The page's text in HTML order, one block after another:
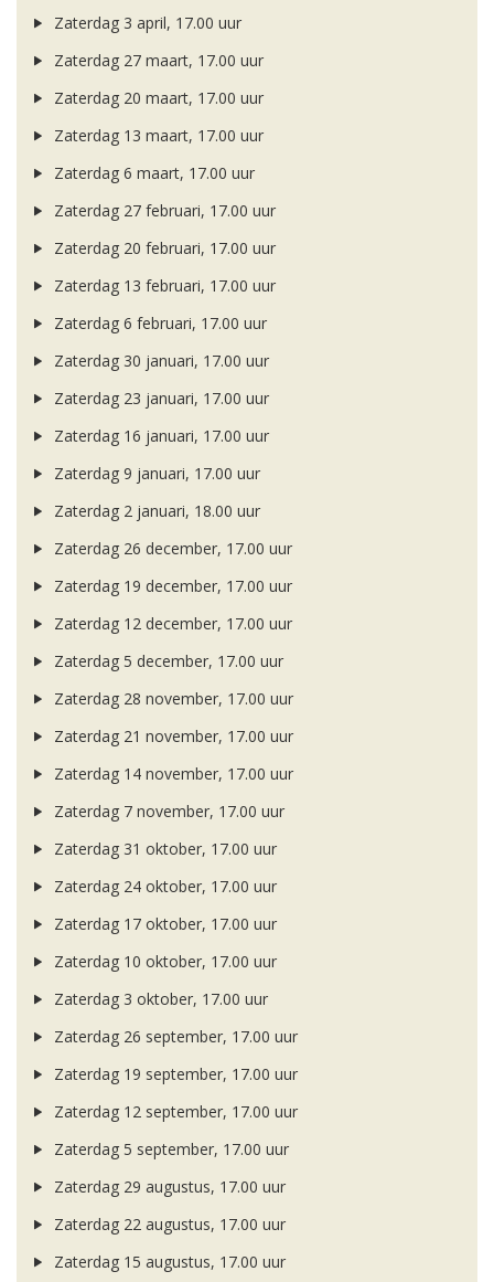
Zaterdag 3 april, 17.00 uur
Zaterdag 27 maart, 17.00 uur
Zaterdag 20 maart, 17.00 uur
Zaterdag 13 maart, 17.00 uur
Zaterdag 6 maart, 17.00 uur
Zaterdag 27 februari, 17.00 uur
Zaterdag 20 februari, 17.00 uur
Zaterdag 13 februari, 17.00 uur
Zaterdag 6 februari, 17.00 uur
Zaterdag 30 januari, 17.00 uur
Zaterdag 23 januari, 17.00 uur
Zaterdag 16 januari, 17.00 uur
Zaterdag 9 januari, 17.00 uur
Zaterdag 2 januari, 18.00 uur
Zaterdag 26 december, 17.00 uur
Zaterdag 19 december, 17.00 uur
Zaterdag 12 december, 17.00 uur
Zaterdag 5 december, 17.00 uur
Zaterdag 28 november, 17.00 uur
Zaterdag 21 november, 17.00 uur
Zaterdag 14 november, 17.00 uur
Zaterdag 7 november, 17.00 uur
Zaterdag 31 oktober, 17.00 uur
Zaterdag 24 oktober, 17.00 uur
Zaterdag 17 oktober, 17.00 uur
Zaterdag 10 oktober, 17.00 uur
Zaterdag 3 oktober, 17.00 uur
Zaterdag 26 september, 17.00 uur
Zaterdag 19 september, 17.00 uur
Zaterdag 12 september, 17.00 uur
Zaterdag 5 september, 17.00 uur
Zaterdag 29 augustus, 17.00 uur
Zaterdag 22 augustus, 17.00 uur
Zaterdag 15 augustus, 17.00 uur